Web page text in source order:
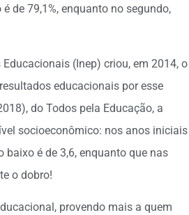
de 79,1%, enquanto no segundo,
(Inep) criou, em 2014, o
educacionais por esse
do Todos pela Educação, a
socioeconômico: nos anos iniciais
é de 3,6, enquanto que nas
o dobro!
provendo mais a quem